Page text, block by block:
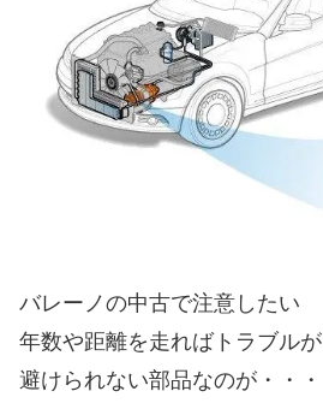
バレーノの中古で注意したい
年数や距離を走ればトラブルが
避けられない部品なのが・・・